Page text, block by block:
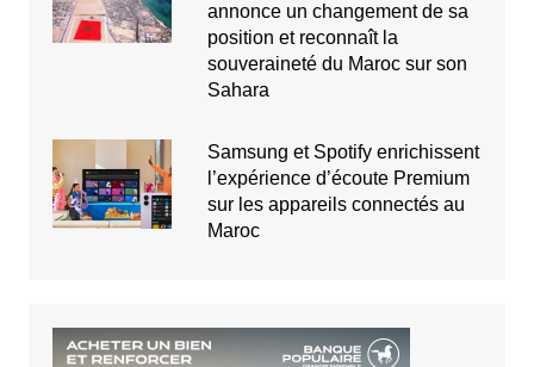
annonce un changement de sa
position et reconnaît la
souveraineté du Maroc sur son
Sahara
Samsung et Spotify enrichissent
l’expérience d’écoute Premium
sur les appareils connectés au
Maroc